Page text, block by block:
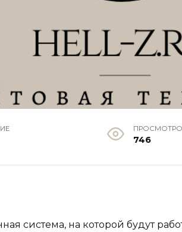
746
система, на которой будут